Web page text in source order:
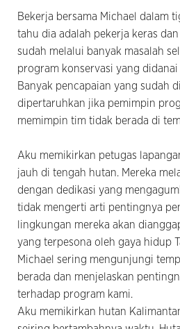
Bekerja bersama Michael dalam
tahu dia adalah pekerja keras
sudah melalui banyak masalah
program konservasi yang
Banyak pencapaian yang sudah
dipertaruhkan jika pemimpin
memimpin tim tidak berada di
Aku memikirkan petugas
jauh di tengah hutan. Mereka
dengan dedikasi yang
tidak mengerti arti pentingnya
lingkungan mereka akan
yang terpesona oleh gaya hidup
Michael sering mengunjungi
berada dan menjelaskan
terhadap program kami.
Aku memikirkan hutan